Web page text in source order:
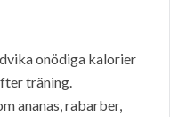
onödiga kalorier
träning.
ananas, rabarber,